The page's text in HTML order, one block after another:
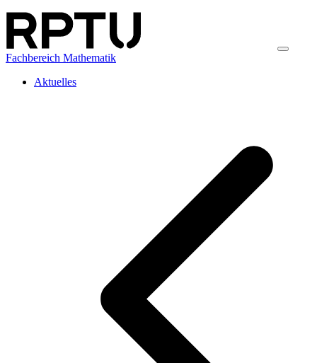
Fachbereich Mathematik
Aktuelles